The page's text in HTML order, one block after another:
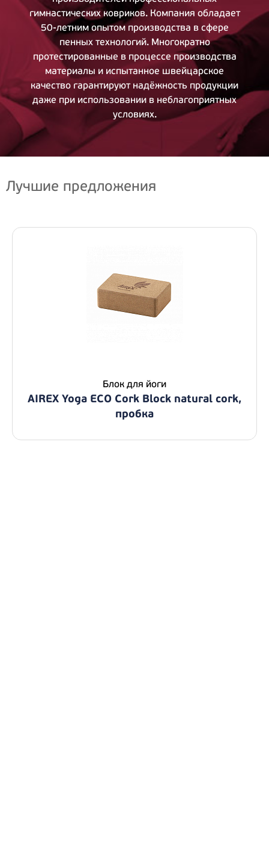
гимнастических ковриков. Компания обладает
50-летнимопытом производства в сфере
пенных технологий. Многократно
протестированные в процессе производства
материалы и испытанное швейцарское
качество гарантируют надёжность продукции
даже при использовании в неблагоприятных
условиях.
Лучшие предложения
Блок для йоги
AIREX Yoga ECO Cork Block natural cork,
пробка